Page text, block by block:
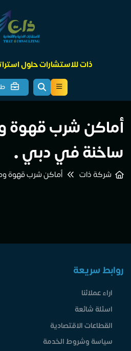
ذات للاستشارات حلول
أماكن شرب قهوة
ساخنة في دبي •
شركة ذات أماكن شرب قهوة
روابط سريعة
اراء عملائنا
اسئلة شائعة
القطاعات الاقتصادية
سياسة وشروط الخدمة